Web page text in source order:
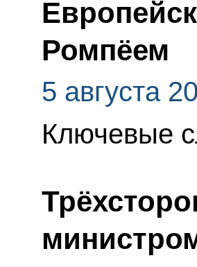
Ромпёем
5 августа
Ключевые